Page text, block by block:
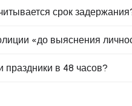
срок
«до выяснения
в 48 часов?